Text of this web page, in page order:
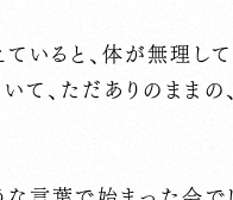
ていると、体が無理
て、ただありのまま